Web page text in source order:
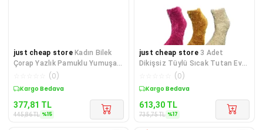
just cheap store Kadın Bilek
Çorap Yazlık Pamuklu Yumuşak
Kalp Desen 4 Çift
(0)
Sepette %15 İndirim
377,81 TL
445,86TL %15
just cheap store 3 Adet
Dikişsiz Tüylü Sıcak Tutan Ev
(0)
Sepette %17 İndirim
613,30 TL
735,75TL %17